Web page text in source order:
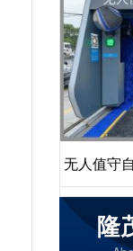
无人值守
小时
隆